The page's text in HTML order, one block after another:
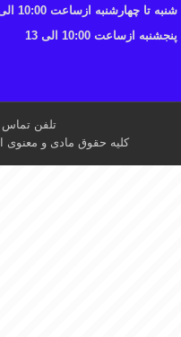
شنبه تا چهارشنبه ازساعت 10:00 الی 17
پنجشنبه ازساعت 10:00 الی 13
تلفن تماس : 424 200 33 -
کلیه حقوق مادی و معنوی